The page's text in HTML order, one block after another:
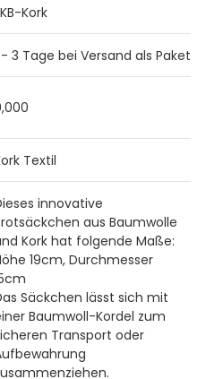
Kork
- 3 Tage bei Versand als Paket
Textil
innovative
aus Baumwolle
Kork hat folgende Maße:
19cm, Durchmesser
Säckchen lässt sich mit
Baumwoll-Kordel zum
Transport oder